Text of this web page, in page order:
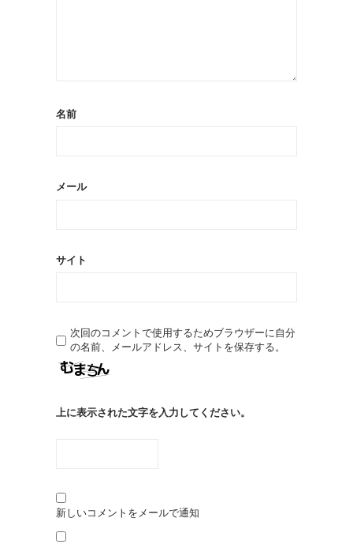
名前
メール
サイト
次回のコメントで使用するためブラウザーに自分
の名前、メールアドレス、サイトを保存する。
上に表示された文字を入力してください。
新しいコメントをメールで通知